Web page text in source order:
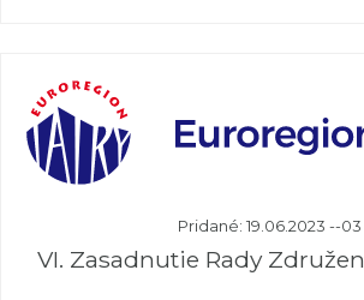
Pridané: 19.06.2023 --03
VI. Zasadnutie Rady